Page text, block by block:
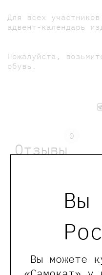
Вы
Вы можете
Для всех
адвент-календарь
Пожалуйста,
обувь.
Отзывы
0
Обращаем Ваше